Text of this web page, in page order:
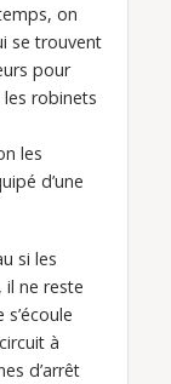
on
se trouvent
pour
robinets
les
d’une
si les
ne reste
à
d’arrêt